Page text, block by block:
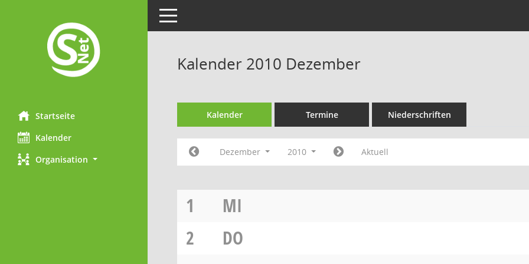
Startseite
Kalender
Organisation
Toggle navigation
Kalender 2010 Dezember
Kalender Termine Niederschriften
Dezember 2010 Aktuell
1
MI
2
DO